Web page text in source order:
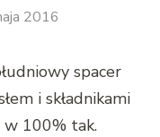
2016
spacer
i składnikami
w 100% tak.